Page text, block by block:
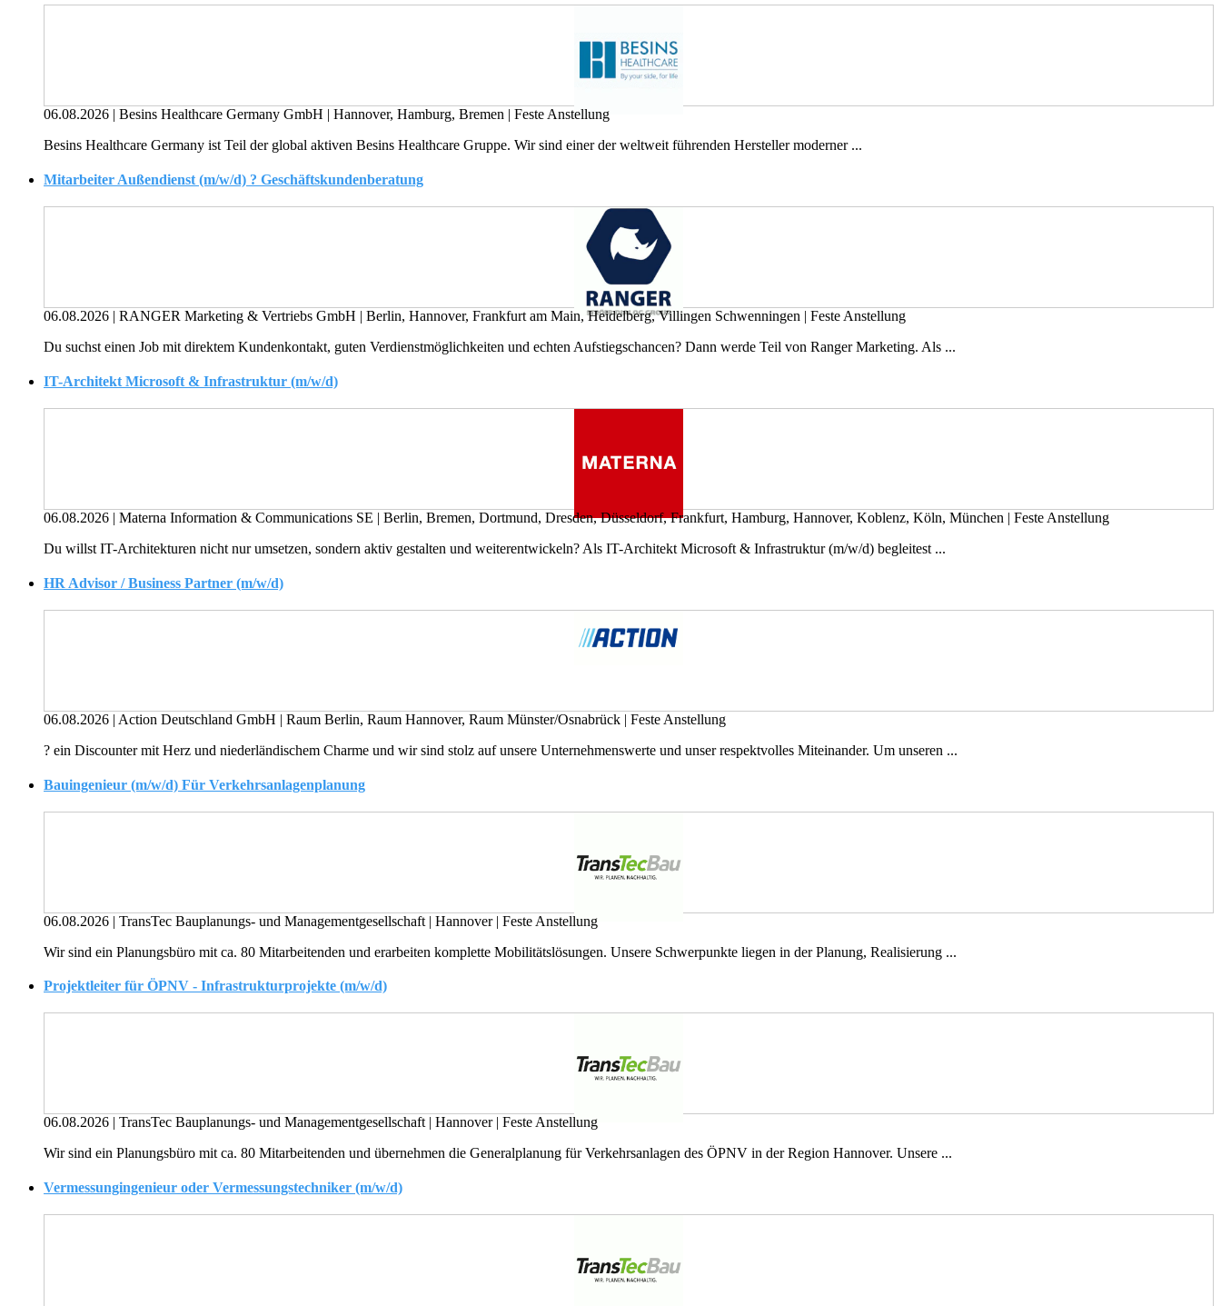
06.08.2026 | Besins Healthcare Germany GmbH | Hannover, Hamburg, Bremen | Feste Anstellung
Besins Healthcare Germany ist Teil der global aktiven Besins Healthcare Gruppe. Wir sind einer der weltweit führenden Hersteller moderner ...
Mitarbeiter Außendienst (m/w/d) ? Geschäftskundenberatung
06.08.2026 | RANGER Marketing & Vertriebs GmbH | Berlin, Hannover, Frankfurt am Main, Heidelberg, Villingen Schwenningen | Feste Anstellung
Du suchst einen Job mit direktem Kundenkontakt, guten Verdienstmöglichkeiten und echten Aufstiegschancen? Dann werde Teil von Ranger Marketing. Als ...
IT-Architekt Microsoft & Infrastruktur (m/w/d)
06.08.2026 | Materna Information & Communications SE | Berlin, Bremen, Dortmund, Dresden, Düsseldorf, Frankfurt, Hamburg, Hannover, Koblenz, Köln, München | Feste Anstellung
Du willst IT-Architekturen nicht nur umsetzen, sondern aktiv gestalten und weiterentwickeln? Als IT-Architekt Microsoft & Infrastruktur (m/w/d) begleitest ...
HR Advisor / Business Partner (m/w/d)
06.08.2026 | Action Deutschland GmbH | Raum Berlin, Raum Hannover, Raum Münster/Osnabrück | Feste Anstellung
? ein Discounter mit Herz und niederländischem Charme und wir sind stolz auf unsere Unternehmenswerte und unser respektvolles Miteinander. Um unseren ...
Bauingenieur (m/w/d) Für Verkehrsanlagenplanung
06.08.2026 | TransTec Bauplanungs- und Managementgesellschaft | Hannover | Feste Anstellung
Wir sind ein Planungsbüro mit ca. 80 Mitarbeitenden und erarbeiten komplette Mobilitätslösungen. Unsere Schwerpunkte liegen in der Planung, Realisierung ...
Projektleiter für ÖPNV - Infrastrukturprojekte (m/w/d)
06.08.2026 | TransTec Bauplanungs- und Managementgesellschaft | Hannover | Feste Anstellung
Wir sind ein Planungsbüro mit ca. 80 Mitarbeitenden und übernehmen die Generalplanung für Verkehrsanlagen des ÖPNV in der Region Hannover. Unsere ...
Vermessungingenieur oder Vermessungstechniker (m/w/d)